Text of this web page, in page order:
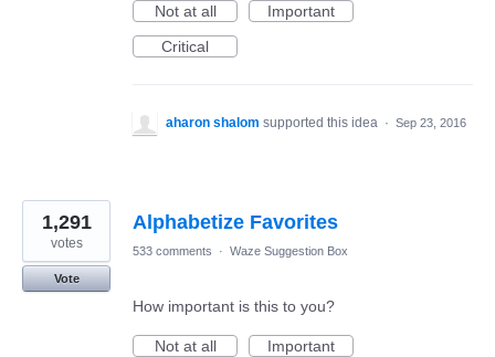
Not at all
Important
Critical
aharon shalom supported this idea · Sep 23, 2016
Alphabetize Favorites
1,291
votes
Vote
533 comments · Waze Suggestion Box
How important is this to you?
Not at all
Important